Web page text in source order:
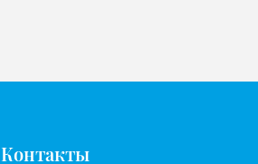
Контакты